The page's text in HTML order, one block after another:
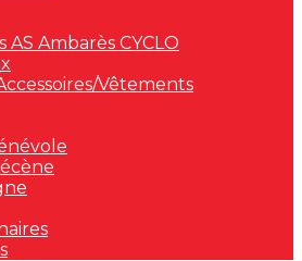
Ambarès CYCLO
Vêtements